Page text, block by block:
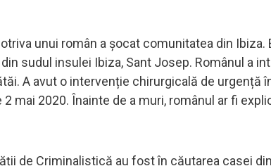
unui român a șocat comunitatea din
sudul insulei Ibiza, Sant Josep. Românul a
A avut o intervenție chirurgicală de urgență
mai 2020. Înainte de a muri, românul ar fi
de Criminalistică au fost în căutarea casei